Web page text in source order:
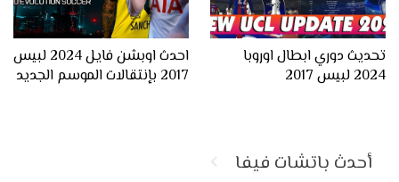
تحديث دوري ابطال اوروبا
2024 لبيس 2017
احدث اوبشن فايل 2024 لبيس
2017 بإنتقالات الموسم الجديد
أحدث باتشات فيفا